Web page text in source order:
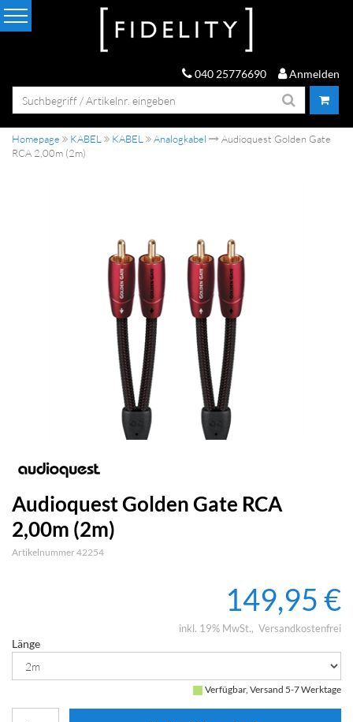
040 25776690 Anmelden
Homepage KABEL KABEL Analogkabel
Audioquest Golden Gate
RCA 2,00m (2m)
Audioquest Golden Gate RCA
2,00m (2m)
Artikelnummer 42254
149,95 €
inkl. 19% MwSt. Versandkostenfrei
Länge
Verfügbar, Versand 5-7 Werktage